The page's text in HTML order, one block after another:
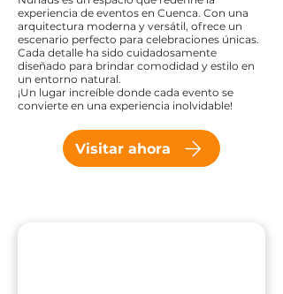
experiencia de eventos en Cuenca. Con una
arquitectura moderna y versátil, ofrece un
escenario perfecto para celebraciones únicas.
Cada detalle ha sido cuidadosamente
diseñado para brindar comodidad y estilo en
un entorno natural.
¡Un lugar increíble donde cada evento se
convierte en una experiencia inolvidable!
Visitar ahora